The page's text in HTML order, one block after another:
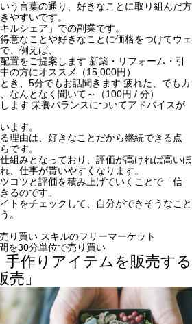
う言葉の通り、好きなことに取り組んだ方
やすいです。
ルシェア」での副業です。
意なことや好きなことに価格をつけてウェ
で、例えば、
置をご提案します 新築・リフォーム・引
の方にオススメ（15,000円）
き、5分でもお話聞きます 疲れた、でもカ
なんとなく聞いて～（100円 / 分）
ます 栄養バランスについてアドバイスが
ます。
理由は、好きなことだから継続できる点
です。
組みとなっており、 評価が高ければ高いほ
、仕事が貰いやすくなります。
コツと評価を積み上げていくことで「信
るのです。
トをチェックして、自分ができそうなこと
。
り買い スキルのフリーマーケット
を30分単位で売り買い
手作りアイテムを販売する
売」